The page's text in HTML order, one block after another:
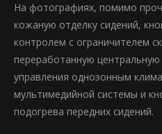
На фотографиях, помимо
кожаную отделку сидений,
контролем с ограничителем
переработанную
управления однозонным
мультимедийной системы и
подогрева передних сидений.